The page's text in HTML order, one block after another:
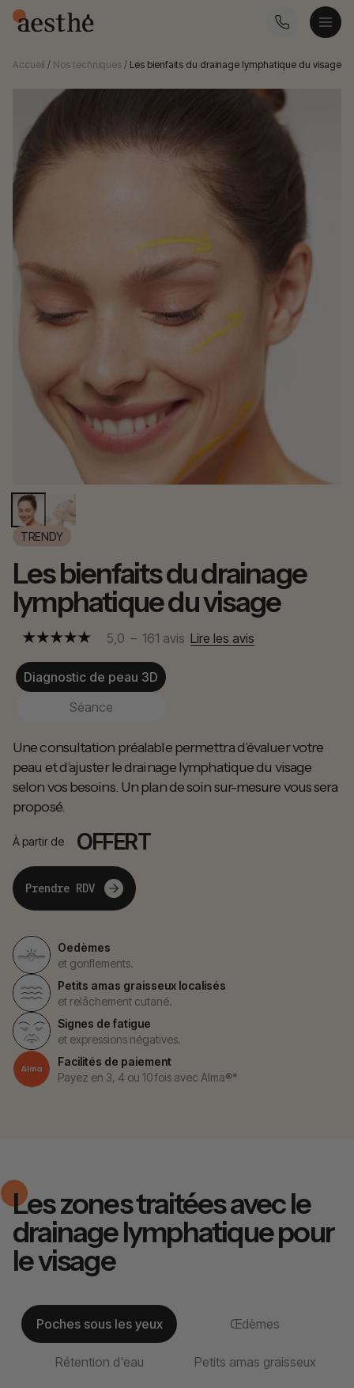
Accueil / Nos techniques / Les bienfaits du drainage lymphatique du visage
TRENDY
Les bienfaits du drainage
lymphatique du visage
5,0 – 161 avis Lire les avis
Diagnostic de peau 3D
Séance
Une consultation préalable permettra d’évaluer votre
peau et d’ajuster le drainage lymphatique du visage
selon vos besoins. Un plan de soin sur-mesure vous sera
proposé.
À partir de OFFERT
Prendre RDV
Oedèmes
et gonflements.
Petits amas graisseux localisés
et relâchement cutané.
Signes de fatigue
et expressions négatives.
Facilités de paiement
Payez en 3, 4 ou 10 fois avec Alma®*
Les zones traitées avec le
drainage lymphatique pour
le visage
Poches sous les yeux Œdèmes
Rétention d'eau Petits amas graisseux